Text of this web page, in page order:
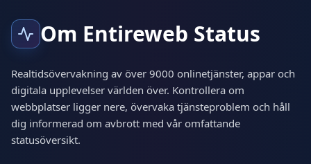
Om Entireweb Status
Realtidsövervakning av över 9000 onlinetjänster, appar och
digitala upplevelser världen över. Kontrollera om
webbplatser ligger nere, övervaka tjänsteproblem och håll
dig informerad om avbrott med vår omfattande
statusöversikt.